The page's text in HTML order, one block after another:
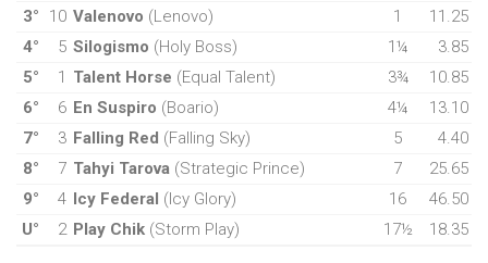
3°
10 Valenovo (Lenovo) 1
11.25
4°
5 Silogismo (Holy Boss) 1¼
3.85
5°
1 Talent Horse (Equal Talent) 3¾
10.85
6°
6 En Suspiro (Boario) 4¼
13.10
7°
3 Falling Red (Falling Sky) 5
4.40
8°
7 Tahyi Tarova (Strategic Prince) 7
25.65
9°
4 Icy Federal (Icy Glory) 16
46.50
U°
2 Play Chik (Storm Play) 17½ 18.35